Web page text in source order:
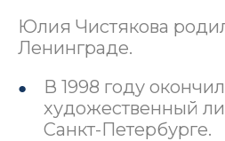
Юлия Чистякова
Ленинграде.
В 1998 году
художественный
Санкт-Петербурге.